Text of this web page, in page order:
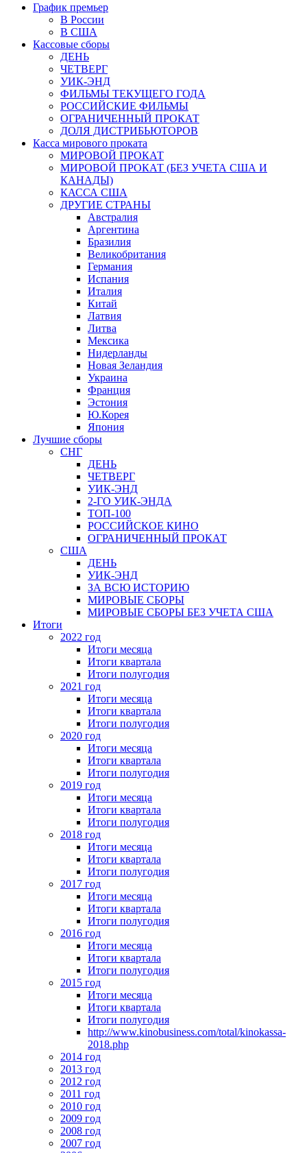
График премьер
В России
В США
Кассовые сборы
ДЕНЬ
ЧЕТВЕРГ
УИК-ЭНД
ФИЛЬМЫ ТЕКУЩЕГО ГОДА
РОССИЙСКИЕ ФИЛЬМЫ
ОГРАНИЧЕННЫЙ ПРОКАТ
ДОЛЯ ДИСТРИБЬЮТОРОВ
Касса мирового проката
МИРОВОЙ ПРОКАТ
МИРОВОЙ ПРОКАТ (БЕЗ УЧЕТА США И
КАНАДЫ)
КАССА США
ДРУГИЕ СТРАНЫ
Австралия
Аргентина
Бразилия
Великобритания
Германия
Испания
Италия
Китай
Латвия
Литва
Мексика
Нидерланды
Новая Зеландия
Украина
Франция
Эстония
Ю.Корея
Япония
Лучшие сборы
СНГ
ДЕНЬ
ЧЕТВЕРГ
УИК-ЭНД
2-ГО УИК-ЭНДА
ТОП-100
РОССИЙСКОЕ КИНО
ОГРАНИЧЕННЫЙ ПРОКАТ
США
ДЕНЬ
УИК-ЭНД
ЗА ВСЮ ИСТОРИЮ
МИРОВЫЕ СБОРЫ
МИРОВЫЕ СБОРЫ БЕЗ УЧЕТА США
Итоги
2022 год
Итоги месяца
Итоги квартала
Итоги полугодия
2021 год
Итоги месяца
Итоги квартала
Итоги полугодия
2020 год
Итоги месяца
Итоги квартала
Итоги полугодия
2019 год
Итоги месяца
Итоги квартала
Итоги полугодия
2018 год
Итоги месяца
Итоги квартала
Итоги полугодия
2017 год
Итоги месяца
Итоги квартала
Итоги полугодия
2016 год
Итоги месяца
Итоги квартала
Итоги полугодия
2015 год
Итоги месяца
Итоги квартала
Итоги полугодия
http://www.kinobusiness.com/total/kinokassa-
2018.php
2014 год
2013 год
2012 год
2011 год
2010 год
2009 год
2008 год
2007 год